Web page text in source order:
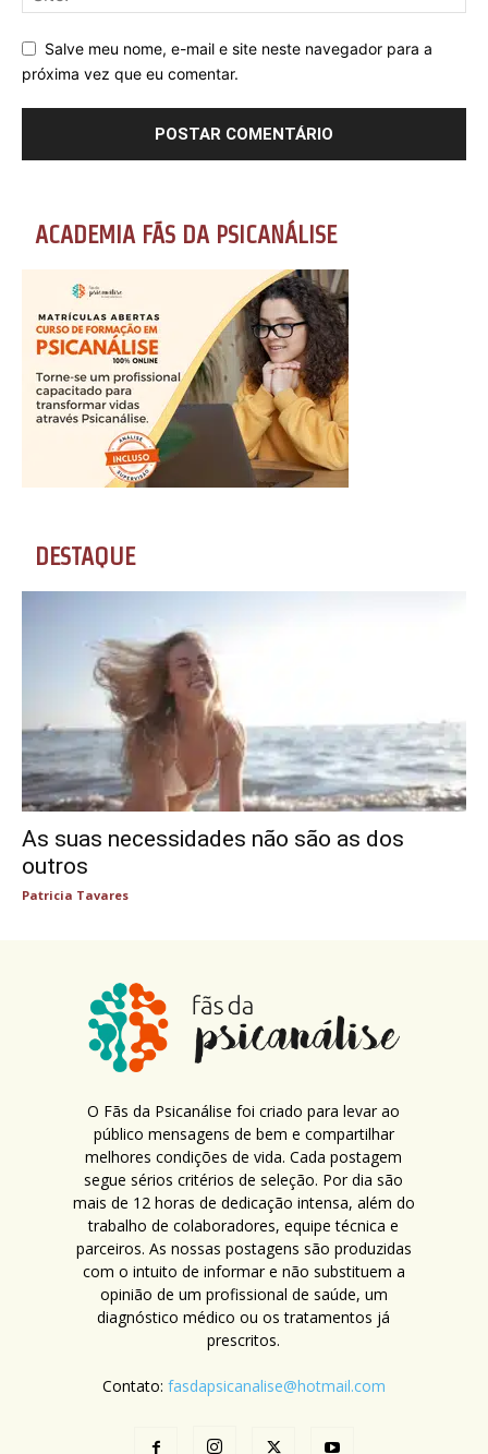
Salve meu nome, e-mail e site neste navegador para a
próxima vez que eu comentar.
ACADEMIA FÃS DA PSICANÁLISE
DESTAQUE
As suas necessidades não são as dos
outros
Patricia Tavares
O Fãs da Psicanálise foi criado para levar ao
público mensagens de bem e compartilhar
melhores condições de vida. Cada postagem
segue sérios critérios de seleção. Por dia são
mais de 12 horas de dedicação intensa, além do
trabalho de colaboradores, equipe técnica e
parceiros. As nossas postagens são produzidas
com o intuito de informar e não substituem a
opinião de um profissional de saúde, um
diagnóstico médico ou os tratamentos já
prescritos.
Contato: fasdapsicanalise@hotmail.com